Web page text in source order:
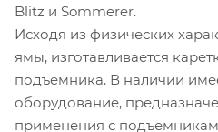
Blitz и Sommerer.
Исходя из физических
ямы, изготавливается
подъемника. В наличии
оборудование,
применения с